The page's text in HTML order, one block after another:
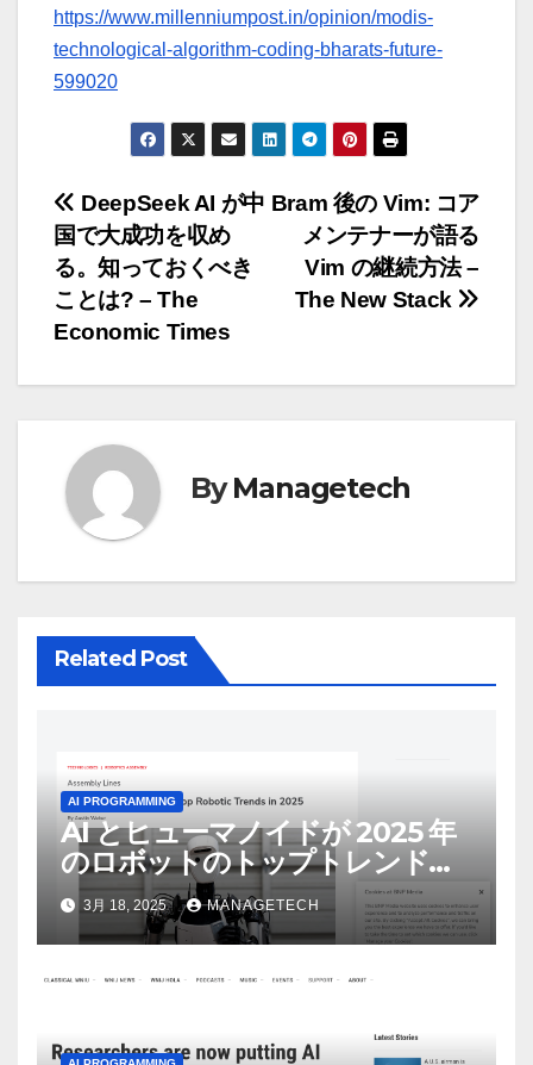
https://www.millenniumpost.in/opinion/modis-
technological-algorithm-coding-bharats-future-
599020
投
稿
ナ
ー
シ
Bram 後の Vim: コア
メンテナーが語る
Vim の継続方法 –
The New Stack
DeepSeek AI が中
国で大成功を収め
る。知っておくべき
ことは? – The
Economic Times
ByManagetech
Related Post
AI PROGRAMMING
AI とヒューマノイドが 2025 年
のロボットのトップトレンドに |
ASSEMBLY
3月 18, 2025 MANAGETECH